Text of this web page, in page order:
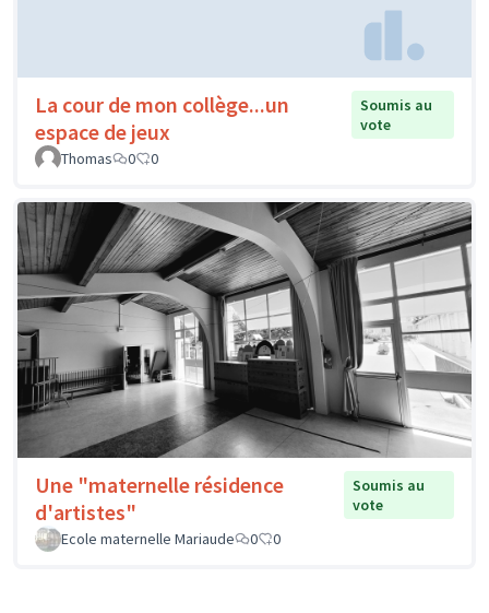
La cour de mon collège...un
espace de jeux
Soumis au
vote
Thomas
0 0
Une "maternelle résidence
d'artistes"
Soumis au
vote
Ecole maternelle Mariaude
0 0